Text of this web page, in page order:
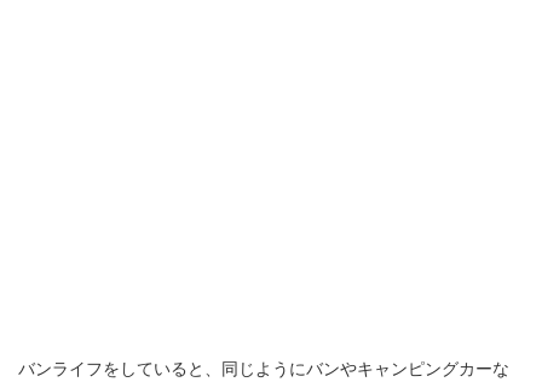
バンライフをしていると、同じようにバンやキャンピングカーな